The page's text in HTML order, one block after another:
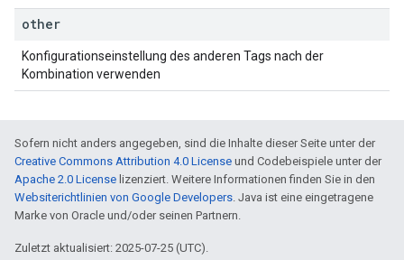
other
Konfigurationseinstellung des anderen Tags nach der
Kombination verwenden
Sofern nicht anders angegeben, sind die Inhalte dieser Seite unter der
Creative Commons Attribution 4.0 License und Codebeispiele unter der
Apache 2.0 License lizenziert. Weitere Informationen finden Sie in den
Websiterichtlinien von Google Developers. Java ist eine eingetragene
Marke von Oracle und/oder seinen Partnern.
Zuletzt aktualisiert: 2025-07-25 (UTC).